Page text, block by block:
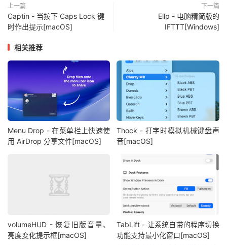
上一篇
Captin - 当按下 Caps Lock 键
时作出提示[macOS]
下一篇
Ellp - 电脑精简版的
IFTTT[Windows]
相关推荐
Menu Drop - 在菜单栏上快速使
用 AirDrop 分享文件[macOS]
Thock - 打字时模拟机械键盘声
音[macOS]
volumeHUD - 恢复旧版音量、
亮度变化提示框[macOS]
TabLift - 让系统自带的程序切换
功能支持最小化窗口[macOS]